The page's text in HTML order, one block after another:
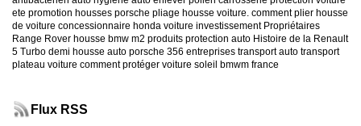
ete promotion housses porsche pliage housse voiture. comment plier housse
de voiture concessionnaire honda voiture investissement Propriétaires
Range Rover housse bmw m2 produits protection auto Histoire de la Renault
5 Turbo demi housse auto porsche 356 entreprises transport auto transport
plateau voiture comment protéger voiture soleil bmwm france
Flux RSS